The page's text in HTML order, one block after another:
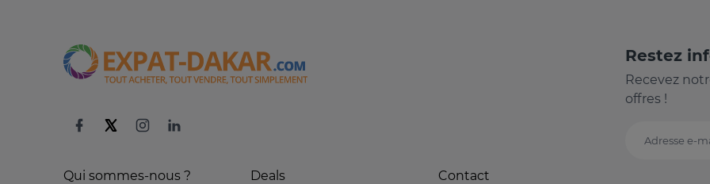
Qui sommes-nous ? Deals Contact
Restez
Recevez
offres !
Adresse e-